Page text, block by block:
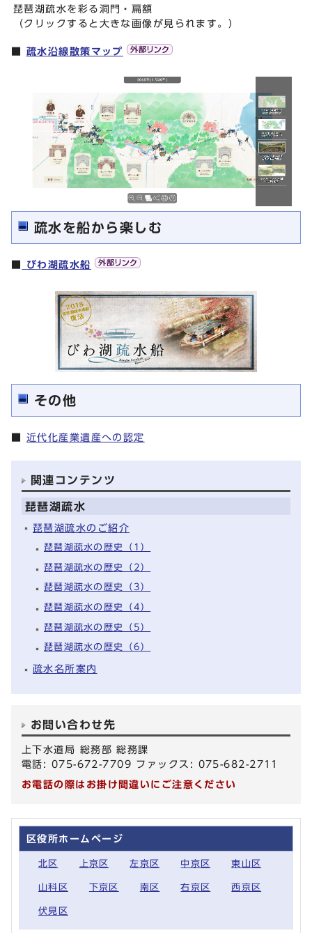
琵琶湖疏水を彩る洞門・扁額
（クリックすると大きな画像が見られます。）
疏水沿線散策マップ
疏水を船から楽しむ
びわ湖疏水船
その他
近代化産業遺産への認定
関連コンテンツ
琵琶湖疏水
琵琶湖疏水のご紹介
琵琶湖疏水の歴史（1）
琵琶湖疏水の歴史（2）
琵琶湖疏水の歴史（3）
琵琶湖疏水の歴史（4）
琵琶湖疏水の歴史（5）
琵琶湖疏水の歴史（6）
疏水名所案内
お問い合わせ先
上下水道局 総務部 総務課
電話: 075-672-7709 ファックス: 075-682-2711
お電話の際はお掛け間違いにご注意ください
区役所ホームページ
北区 上京区 左京区 中京区 東山区
山科区 下京区 南区 右京区 西京区
伏見区